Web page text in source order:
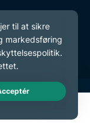
Live Chat